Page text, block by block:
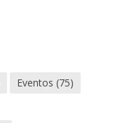
Eventos (75)